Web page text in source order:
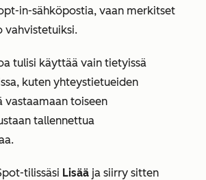
in-sähköpostia, vaan merkitset
vahvistetuiksi.
tulisi käyttää vain tietyissä
kuten yhteystietueiden
vastaamaan toiseen
tallennettua
tilissäsi Lisää ja siirry sitten